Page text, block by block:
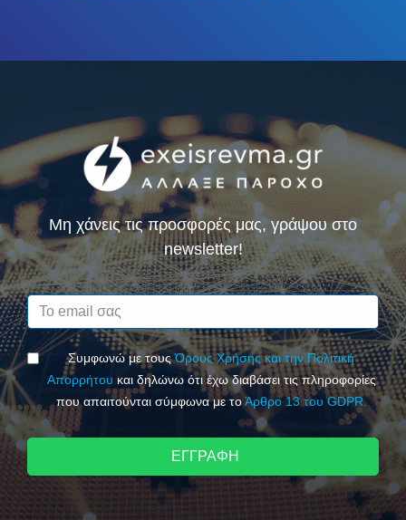
Μη χάνεις τις προσφορές μας, γράψου στο
newsletter!
Συμφωνώ με τουςΌρους Χρήσης και την Πολιτική
Απορρήτου και δηλώνω ότι έχω διαβάσει τις πληροφορίες
που απαιτούνται σύμφωνα με τοΆρθρο 13 του GDPR.
ΕΓΓΡΑΦΗ